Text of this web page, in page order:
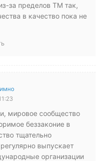
за пределов ТМ так,
в качество пока не
мировое сообщество
беззаконие в
тщательно
выпускает
организации